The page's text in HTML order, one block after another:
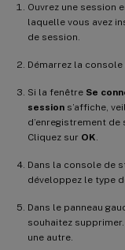
Ouvrez une session
laquelle vous avez
de session.
Démarrez la
Si la fenêtre Se
session s’affiche,
d’enregistrement
Cliquez sur OK
Dans la console de
développez le type
Dans le panneau
souhaitez
une autre.